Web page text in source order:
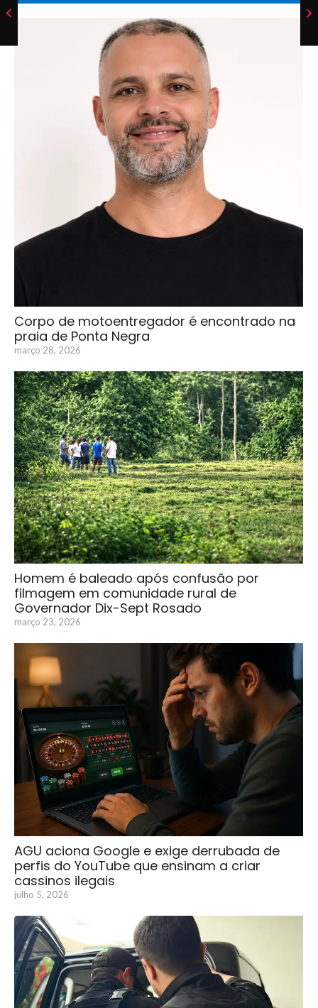
Corpo de motoentregador é encontrado na
praia de Ponta Negra
março 28, 2026
Homem é baleado após confusão por
filmagem em comunidade rural de
Governador Dix-Sept Rosado
março 23, 2026
AGU aciona Google e exige derrubada de
perfis do YouTube que ensinam a criar
cassinos ilegais
julho 5, 2026